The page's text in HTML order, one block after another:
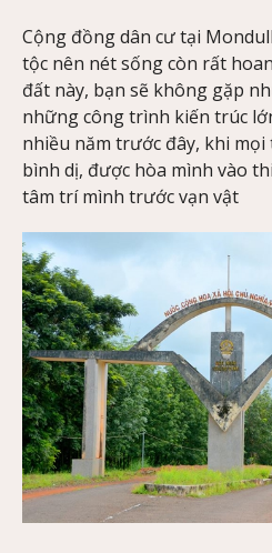
Cộng đồng dân cư tại
tộc nên nét sống còn rất
đất này, bạn sẽ không gặp
những công trình kiến trúc
nhiều năm trước đây, khi
bình dị, được hòa mình vào
tâm trí mình trước vạn vật